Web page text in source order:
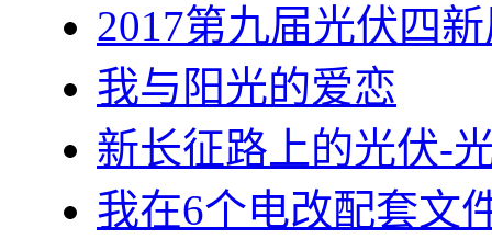
2017第九届光伏四
我与阳光的爱恋
新长征路上的光伏-
我在6个电改配套文